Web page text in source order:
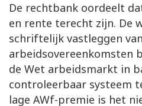
De rechtbank oordeelt
en rente terecht zijn. De
schriftelijk vastleggen van
arbeidsovereenkomsten
de Wet arbeidsmarkt in
controleerbaar systeem
lage AWf-premie is het